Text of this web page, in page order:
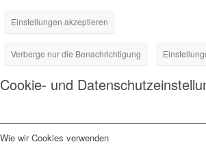
Einstellungen akzeptieren
Verberge nur die Benachrichtigung
Cookie- und
Wie wir Cookies verwenden